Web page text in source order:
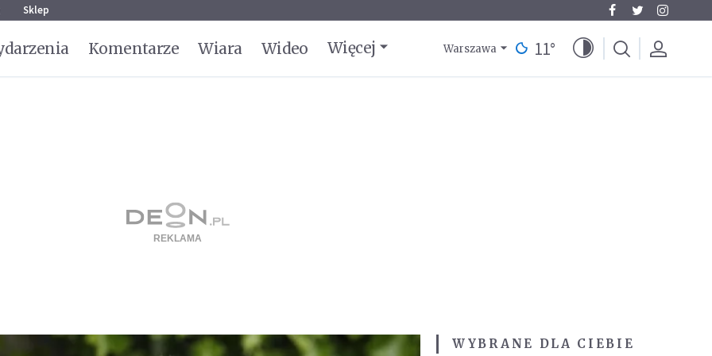
Sklep
Komentarze Wiara Wideo Więcej Warszawa 11°
WYBRANE DLA CIEBIE